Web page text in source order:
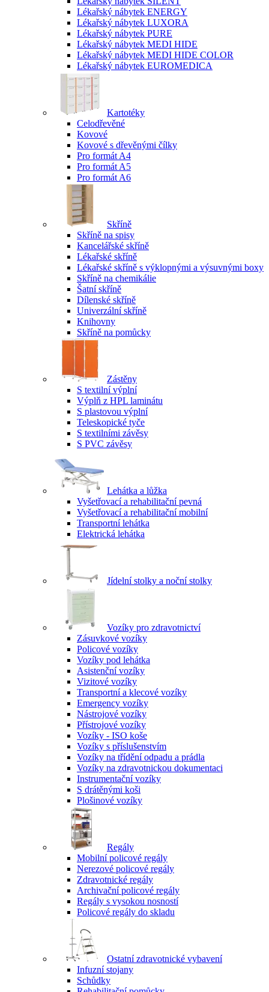
Lékařský nábytek ENERGY
Lékařský nábytek LUXORA
Lékařský nábytek PURE
Lékařský nábytek MEDI HIDE
Lékařský nábytek MEDI HIDE COLOR
Lékařský nábytek EUROMEDICA
Kartotéky
Celodřevěné
Kovové
Kovové s dřevěnými čílky
Pro formát A4
Pro formát A5
Pro formát A6
Skříně
Skříně na spisy
Kancelářské skříně
Lékařské skříně
Lékařské skříně s výklopnými a výsuvnými boxy
Skříně na chemikálie
Šatní skříně
Dílenské skříně
Univerzální skříně
Knihovny
Skříně na pomůcky
Zástěny
S textilní výplní
Výplň z HPL laminátu
S plastovou výplní
Teleskopické tyče
S textilními závěsy
S PVC závěsy
Lehátka a lůžka
Vyšetřovací a rehabilitační pevná
Vyšetřovací a rehabilitační mobilní
Transportní lehátka
Elektrická lehátka
Jídelní stolky a noční stolky
Vozíky pro zdravotnictví
Zásuvkové vozíky
Policové vozíky
Vozíky pod lehátka
Asistenční vozíky
Vizitové vozíky
Transportní a klecové vozíky
Emergency vozíky
Nástrojové vozíky
Přístrojové vozíky
Vozíky - ISO koše
Vozíky s příslušenstvím
Vozíky na třídění odpadu a prádla
Vozíky na zdravotnickou dokumentaci
Instrumentační vozíky
S drátěnými koši
Plošinové vozíky
Regály
Mobilní policové regály
Nerezové policové regály
Zdravotnické regály
Archivační policové regály
Regály s vysokou nosností
Policové regály do skladu
Ostatní zdravotnické vybavení
Infuzní stojany
Schůdky